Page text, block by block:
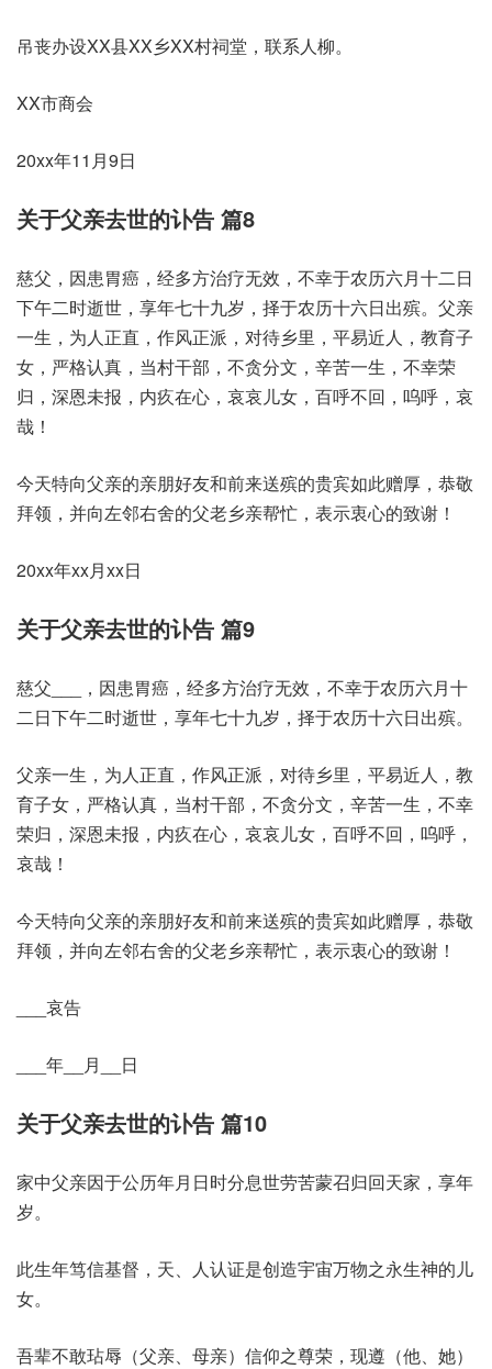
吊丧办设XX县XX乡XX村祠堂，联系人柳。
XX市商会
20xx年11月9日
关于父亲去世的讣告 篇8
慈父，因患胃癌，经多方治疗无效，不幸于农历六月十二日
下午二时逝世，享年七十九岁，择于农历十六日出殡。父亲
一生，为人正直，作风正派，对待乡里，平易近人，教育子
女，严格认真，当村干部，不贪分文，辛苦一生，不幸荣
归，深恩未报，内疚在心，哀哀儿女，百呼不回，呜呼，哀
哉！
今天特向父亲的亲朋好友和前来送殡的贵宾如此赠厚，恭敬
拜领，并向左邻右舍的父老乡亲帮忙，表示衷心的致谢！
20xx年xx月xx日
关于父亲去世的讣告 篇9
慈父___，因患胃癌，经多方治疗无效，不幸于农历六月十
二日下午二时逝世，享年七十九岁，择于农历十六日出殡。
父亲一生，为人正直，作风正派，对待乡里，平易近人，教
育子女，严格认真，当村干部，不贪分文，辛苦一生，不幸
荣归，深恩未报，内疚在心，哀哀儿女，百呼不回，呜呼，
哀哉！
今天特向父亲的亲朋好友和前来送殡的贵宾如此赠厚，恭敬
拜领，并向左邻右舍的父老乡亲帮忙，表示衷心的致谢！
___哀告
___年__月__日
关于父亲去世的讣告 篇10
家中父亲因于公历年月日时分息世劳苦蒙召归回天家，享年
岁。
此生年笃信基督，天、人认证是创造宇宙万物之永生神的儿
女。
吾辈不敢玷辱（父亲、母亲）信仰之尊荣，现遵（他、她）